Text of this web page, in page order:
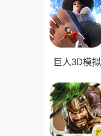
巨人3D模拟